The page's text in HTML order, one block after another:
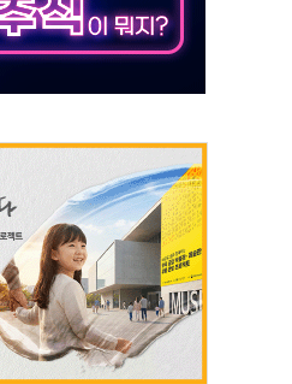
계 양극화 심화
한 해프닝"